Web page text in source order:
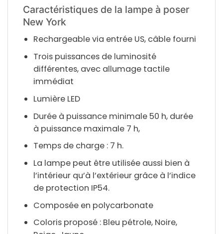
Caractéristiques de la lampe à poser
New York
Rechargeable via entrée US, câble fourni
Trois puissances de luminosité
différentes, avec allumage tactile
immédiat
Lumière LED
Durée à puissance minimale 50 h, durée
à puissance maximale 7 h,
Temps de charge : 7 h.
La lampe peut être utilisée aussi bien à
l’intérieur qu’à l’extérieur grâce à l’indice
de protection IP54.
Composée en polycarbonate
Coloris proposé : Bleu pétrole, Noire,